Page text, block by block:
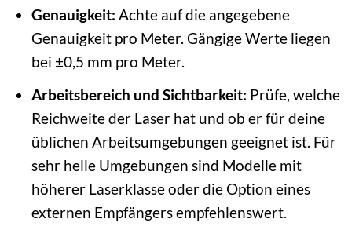
Genauigkeit: Achte auf die angegebene
Genauigkeit pro Meter. Gängige Werte liegen
bei ±0,5 mm pro Meter.
Arbeitsbereich und Sichtbarkeit: Prüfe, welche
Reichweite der Laser hat und ob er für deine
üblichen Arbeitsumgebungen geeignet ist. Für
sehr helle Umgebungen sind Modelle mit
höherer Laserklasse oder die Option eines
externen Empfängers empfehlenswert.